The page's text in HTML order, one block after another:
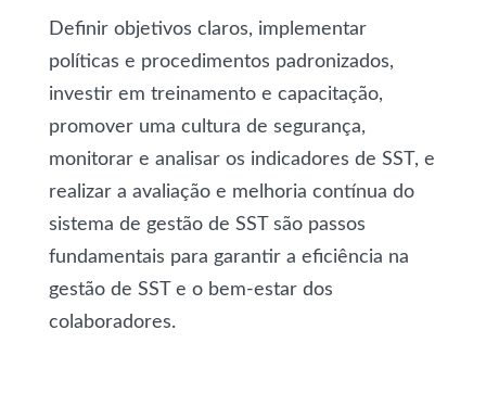
Definir objetivos claros, implementar
políticas e procedimentos padronizados,
investir em treinamento e capacitação,
promover uma cultura de segurança,
monitorar e analisar os indicadores de SST, e
realizar a avaliação e melhoria contínua do
sistema de gestão de SST são passos
fundamentais para garantir a eficiência na
gestão de SST e o bem-estar dos
colaboradores.